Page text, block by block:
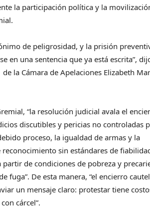
la participación política y la
de peligrosidad, y la prisión
en una sentencia que ya está escrita”,
la Cámara de Apelaciones Elizabeth
“la resolución judicial avala el
discutibles y pericias no controladas
proceso, la igualdad de armas y la
sin estándares de
de condiciones de pobreza y
fuga”. De esta manera, “el encierro
un mensaje claro: protestar tiene
cárcel”.